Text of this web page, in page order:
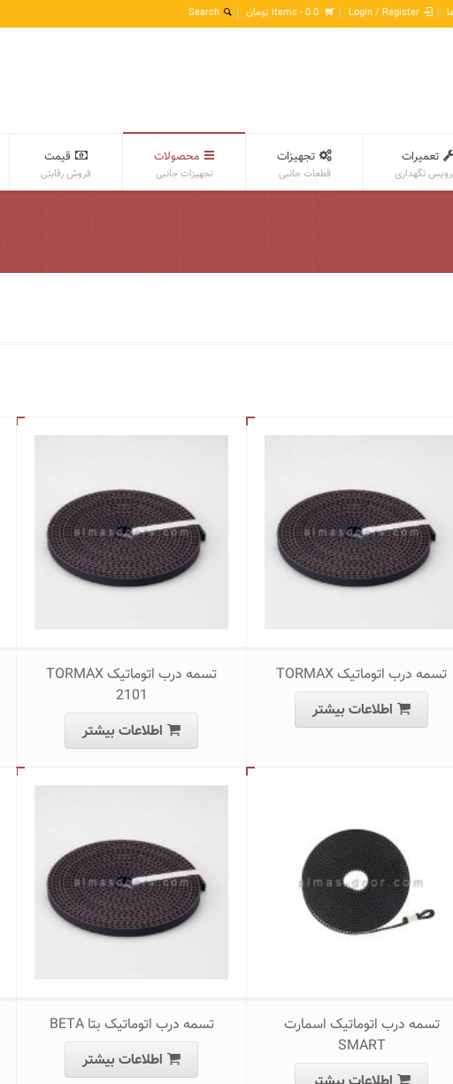
Login / Register
0 items -
0 تومان
تعمیرات
نگهداری
تجهیزات
قطعات جانبی
محصولات
تجهیزات جانبی
قیمت
فروش رقابتی
تسمه درب اتوماتیک TORMAX
اطلاعات بیشتر
تسمه درب اتوماتیک TORMAX
2101
اطلاعات بیشتر
تسمه درب اتوماتیک اسمارت
SMART
تسمه درب اتوماتیک بتا BETA
اطلاعات بیشتر